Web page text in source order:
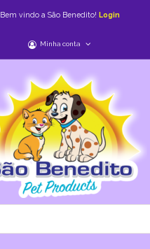
Bem vindo a São Benedito! Login
Minha conta